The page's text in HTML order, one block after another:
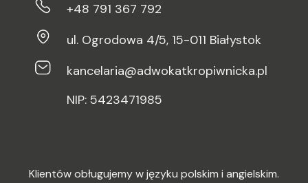
+48 791 367 792
ul. Ogrodowa 4/5, 15-011 Białystok
kancelaria@adwokatkropiwnicka.pl
NIP: 5423471985
Klientów obługujemy w języku polskim i angielskim.